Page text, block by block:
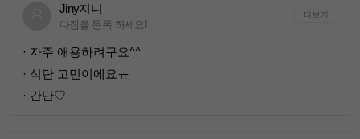
Jiny지니
다짐을 등록 하세요!
더보기
· 자주 애용하려구요^^
· 식단 고민이에요ㅠ
· 간단♡